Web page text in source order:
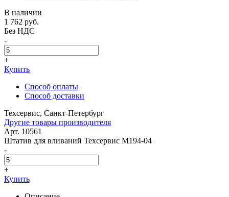
В наличии
1 762 руб.
Без НДС
-
+
Купить
Способ оплаты
Способ доставки
Техсервис, Санкт-Петербург
Другие товары производителя
Арт. 10561
Штатив для вливаний Техсервис М194-04
-
+
Купить